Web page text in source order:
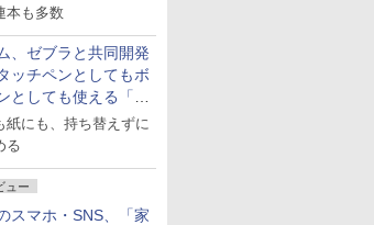
本も多数
、ゼブラと共同開発
ッチペンとしてもボ
としても使える「ス
ツーウェイ」発売
紙にも、持ち替えずに
る
ュー
スマホ・SNS、「家